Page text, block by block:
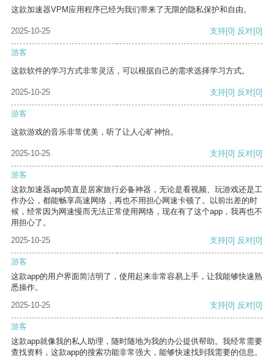
这款加速器VPM应用程序已经为我们带来了无限的隐私保护和自由。
2025-10-25 支持[0] 反对[0]
游客
这款软件的学习方式非常灵活，可以根据自己的需求选择学习方式。
2025-10-25 支持[0] 反对[0]
游客
这款游戏的音乐非常优美，听了让人心旷神怡。
2025-10-25 支持[0] 反对[0]
游客
这款加速器app简直是居家旅行必备神器，无论是看视频、玩游戏还是工
作办公，都能畅享高速网络，再也不用担心网速卡顿了。以前出差的时
候，经常因为网速慢而无法正常使用网络，现在有了这个app，我再也不
用担心了。
2025-10-25
支持[0] 反对[0]
游客
这款app的用户界面简洁明了，使用起来非常容易上手，让我能够快速熟
悉操作。
2025-10-25
支持[0] 反对[0]
游客
这款app就像我的私人助理，随时随地为我的办公提供帮助。我经常需要
查找资料，这款app的搜索功能非常强大，能够快速找到我需要的信息。